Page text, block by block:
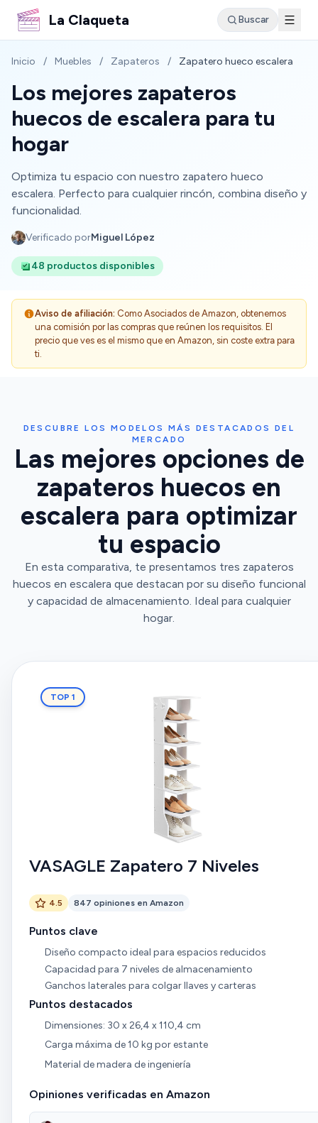
La Claqueta Buscar
Inicio / Muebles / Zapateros / Zapatero hueco escalera
Los mejores zapateros
huecos de escalera para tu
hogar
Optimiza tu espacio con nuestro zapatero hueco
escalera. Perfecto para cualquier rincón, combina diseño y
funcionalidad.
Verificado porMiguel López
48 productos disponibles
Aviso de afiliación: Como Asociados de Amazon, obtenemos
una comisión por las compras que reúnen los requisitos. El
precio que ves es el mismo que en Amazon, sin coste extra para
ti.
DESCUBRE LOS MODELOS MÁS DESTACADOS DEL
MERCADO
Las mejores opciones de
zapateros huecos en
escalera para optimizar
tu espacio
En esta comparativa, te presentamos tres zapateros
huecos en escalera que destacan por su diseño funcional
y capacidad de almacenamiento. Ideal para cualquier
hogar.
TOP 1
VASAGLE Zapatero 7 Niveles
4.5 847 opiniones en Amazon
Puntos clave
Diseño compacto ideal para espacios reducidos
Capacidad para 7 niveles de almacenamiento
Ganchos laterales para colgar llaves y carteras
Puntos destacados
Dimensiones: 30 x 26,4 x 110,4 cm
Carga máxima de 10 kg por estante
Material de madera de ingeniería
Opiniones verificadas en Amazon